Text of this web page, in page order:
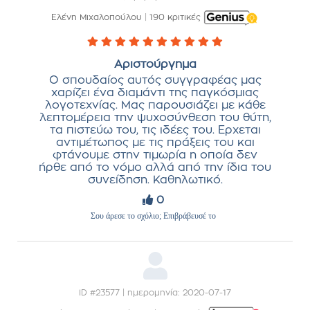
Ελένη Μιχαλοπούλου |190 κριτικές
Αριστούργημα
Ο σπουδαίος αυτός συγγραφέας μας
χαρίζει ένα διαμάντι της παγκόσμιας
λογοτεχνίας. Μας παρουσιάζει με κάθε
λεπτομέρεια την ψυχοσύνθεση του θύτη,
τα πιστεύω του, τις ιδέες του. Ερχεται
αντιμέτωπος με τις πράξεις του και
φτάνουμε στην τιμωρία η οποία δεν
ήρθε από το νόμο αλλά από την ίδια του
συνείδηση. Καθηλωτικό.
0
Σου άρεσε το σχόλιο; Επιβράβευσέ το
ID #23577 | ημερομηνία: 2020-07-17